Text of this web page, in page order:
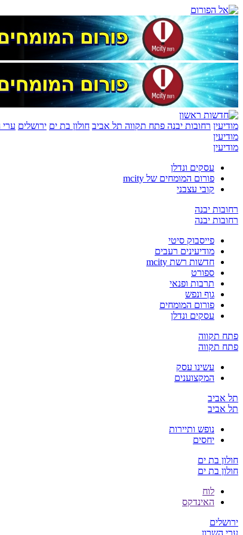
מודיעין רחובות יבנה פתח תקווה תל אביב חולון בת ים ירושלים ערי
מודיעין
מודיעין
עסקים ונדלן
פורום המומחים של mcity
קובי עצבני
רחובות יבנה
רחובות יבנה
פייסבוק סיטי
מודיעינים רעבים
חדשות רשת mcity
ספורט
תרבות ופנאי
גוף ונפש
פורום המומחים
עסקים ונדלן
פתח תקווה
פתח תקווה
עשינו עסק
המקצוענים
תל אביב
תל אביב
נופש ותיירות
יחסים
חולון בת ים
חולון בת ים
לוח
האינדקס
ירושלים
ערי השרון